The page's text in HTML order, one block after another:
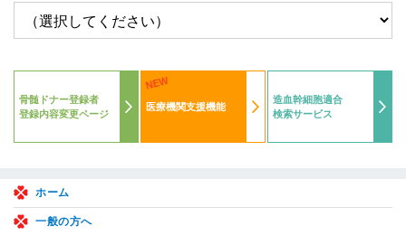
骨髄ドナー登録者
登録内容変更ページ
医療機関支援機能
NEW
造血幹細胞適合
検索サービス
ホーム
一般の方へ